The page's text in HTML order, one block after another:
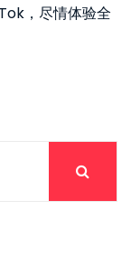
，尽情体验全